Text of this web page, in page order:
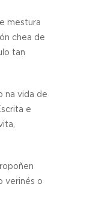
mestura
chea de
tan
na vida de
e
verinés o